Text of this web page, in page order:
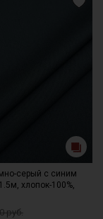
с
серый с синим
хлопок-100%,
руб.